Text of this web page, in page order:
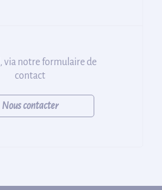
, via notre formulaire de
contact
Nous contacter